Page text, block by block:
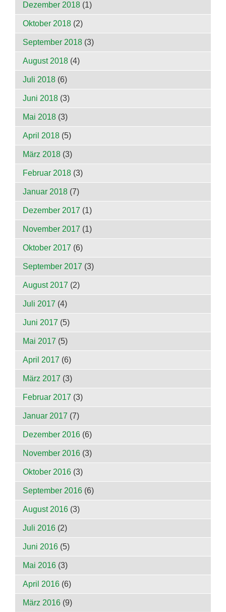
Dezember 2018 (1)
Oktober 2018 (2)
September 2018 (3)
August 2018 (4)
Juli 2018 (6)
Juni 2018 (3)
Mai 2018 (3)
April 2018 (5)
März 2018 (3)
Februar 2018 (3)
Januar 2018 (7)
Dezember 2017 (1)
November 2017 (1)
Oktober 2017 (6)
September 2017 (3)
August 2017 (2)
Juli 2017 (4)
Juni 2017 (5)
Mai 2017 (5)
April 2017 (6)
März 2017 (3)
Februar 2017 (3)
Januar 2017 (7)
Dezember 2016 (6)
November 2016 (3)
Oktober 2016 (3)
September 2016 (6)
August 2016 (3)
Juli 2016 (2)
Juni 2016 (5)
Mai 2016 (3)
April 2016 (6)
März 2016 (9)